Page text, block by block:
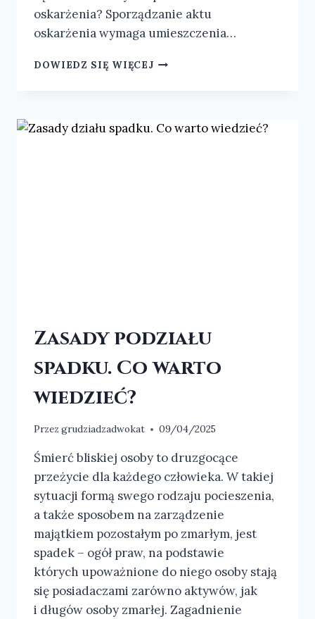
oskarżenia? Sporządzanie aktu
oskarżenia wymaga umieszczenia…
DOWIEDZ SIĘ WIĘCEJ
Zasady podziału
spadku. Co warto
wiedzieć?
Przez grudziadzadwokat 09/04/2025
Śmierć bliskiej osoby to druzgocące
przeżycie dla każdego człowieka. W takiej
sytuacji formą swego rodzaju pocieszenia,
a także sposobem na zarządzenie
majątkiem pozostałym po zmarłym, jest
spadek – ogół praw, na podstawie
których upoważnione do niego osoby stają
się posiadaczami zarówno aktywów, jak
i długów osoby zmarłej. Zagadnienie